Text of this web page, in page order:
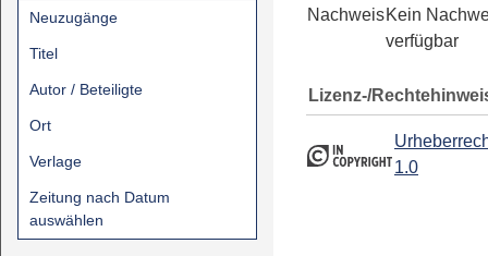
Neuzugänge
Titel
Autor / Beteiligte
Ort
Verlage
Zeitung nach Datum
auswählen
NachweisKein
verfügbar
Lizenz-/
1.0